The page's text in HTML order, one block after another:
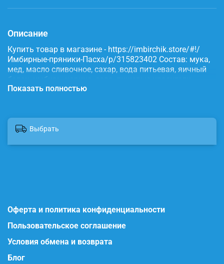
Описание
Купить товар в магазине - https://imbirchik.store/#!/
Имбирные-пряники-Пасха/p/315823402 Состав: мука,
мед, масло сливочное, сахар, вода питьевая, яичный
белок, имбирь, корица, сода, пищевые красители.
Показать полностью
Выбрать
Оферта и политика конфиденциальности
Пользовательское соглашение
Условия обмена и возврата
Блог